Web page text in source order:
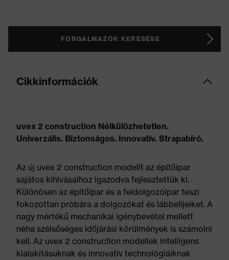
FORGALMAZÓK KERESÉSE
Cikkinformációk
uvex 2 construction Nélkülözhetetlen.
Univerzális. Biztonságos. Innovatív. Strapabíró.
Az új uvex 2 construction modellt az építőipar
sajátos kihívásaihoz igazodva fejlesztettük ki.
Különösen az építőipar és a feldolgozóipar teszi
fokozottan próbára a dolgozókat és lábbelijeiket. A
nagy mértékű mechanikai igénybevétel mellett
néha szélsőséges időjárási körülmények is számolni
kell. Az uvex 2 construction modellek intelligens
kialakításuknak és innovatív technológiáiknak